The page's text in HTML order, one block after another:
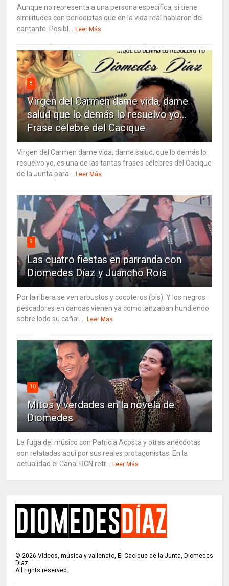
Aunque no representa a una persona específica, sí tiene
similitudes con periodistas que en la vida real hablaron del
cantante. Posibl...
Leer Más
8
Virgen del Carmen dame vida, dame
salud que lo demás lo resuelvo yo…
Frase célebre del Cacique
Virgen del Carmen dame vida, dame salud, que lo demás lo
resuelvo yo, es una de las tantas frases célebres del Cacique
de la Junta para...
Leer Más
9
Las cuatro fiestas en parranda con
Diomedes Díaz y Juancho Roís
Por la ribera se ven arbustos y cocoteros (bis). Y los negros
pescadores en canoas vienen ya como lanzaban hundiendo
sobre lodo su cañal....
Leer Más
10
Mitos y verdades en la novela de
Diomedes
La fuga del músico con Patricia Acosta y otras anécdotas
son relatadas aquí por sus reales protagonistas. En la
actualidad el Canal RCN retr...
Leer Más
©2026 Videos, música y vallenato, El Cacique de la Junta, Diomedes
Díaz
All rights reserved.